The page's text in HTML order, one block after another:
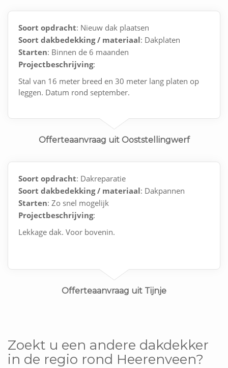
Soort opdracht: Nieuw dak plaatsen
Soort dakbedekking / materiaal: Dakplaten
Starten: Binnen de 6 maanden
Projectbeschrijving:
Stal van 16 meter breed en 30 meter lang platen op
leggen. Datum rond september.
Offerteaanvraag uit Ooststellingwerf
Soort opdracht: Dakreparatie
Soort dakbedekking / materiaal: Dakpannen
Starten: Zo snel mogelijk
Projectbeschrijving:
Lekkage dak. Voor bovenin.
Offerteaanvraag uit Tijnje
Zoekt u een andere dakdekker
in de regio rond Heerenveen?